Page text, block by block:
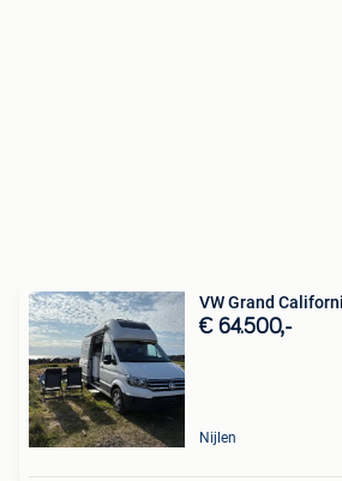
VW Grand
€ 64.500,-
Nijlen